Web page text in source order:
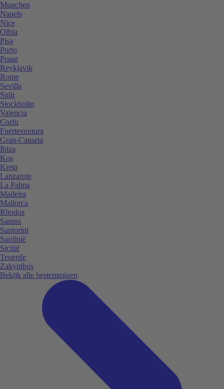
Munchen
Napels
Nice
Olbia
Pisa
Porto
Praag
Reykjavik
Rome
Sevilla
Split
Stockholm
Valencia
Corfu
Fuerteventura
Gran-Canaria
Ibiza
Kos
Kreta
Lanzarote
La Palma
Madeira
Mallorca
Rhodos
Samos
Santorini
Sardinië
Sicilië
Tenerife
Zakynthos
Bekijk alle bestemmigen